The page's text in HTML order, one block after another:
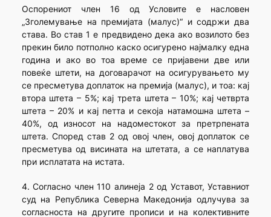
Оспорениот член 16 од Условите е насловен
„Зголемување на премијата (малус)“ и содржи два
става. Во став 1 е предвидено дека ако возилото без
прекин било потполно каско осигурено најмалку една
година и ако во тоа време се пријавени две или
повеќе штети, на договарачот на осигурувањето му
се пресметува доплаток на премија (малус), и тоа: кај
втора штета – 5%; кај трета штета – 10%; кај четврта
штета – 20% и кај петта и секоја натамошна штета –
40%, од износот на надоместокот за претрпената
штета. Според став 2 од овој член, овој доплаток се
пресметува од висината на штетата, а се наплатува
при исплатата на истата.
4. Согласно член 110 алинеја 2 од Уставот, Уставниот
суд на Република Северна Македонија одлучува за
согласноста на другите прописи и на колективните